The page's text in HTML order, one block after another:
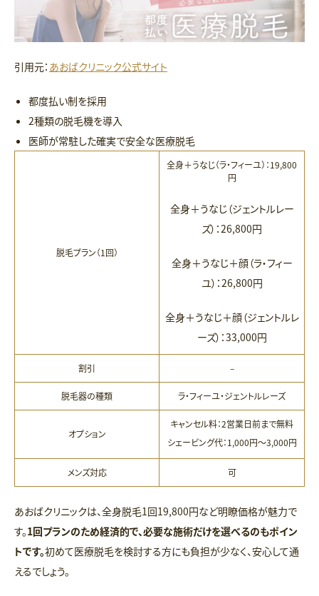
引用元： あおばクリニック公式サイト
都度払い制を採用
2種類の脱毛機を導入
医師が常駐した確実で安全な医療脱毛
脱毛プラン（1回）
全身＋うなじ（ラ・フィーユ）：19,800
円
全身＋うなじ（ジェントルレー
ズ）：26,800円
全身＋うなじ＋顔（ラ・フィー
ユ）：26,800円
全身＋うなじ＋顔（ジェントルレ
ーズ）：33,000円
割引 –
脱毛器の種類 ラ・フィーユ・ジェントルレーズ
オプション
キャンセル料：2営業日前まで無料
シェービング代：1,000円～3,000円
メンズ対応 可
あおばクリニックは、全身脱毛1回19,800円など明瞭価格が魅力で
す。1回プランのため経済的で、必要な施術だけを選べるのもポイン
トです。初めて医療脱毛を検討する方にも負担が少なく、安心して通
えるでしょう。